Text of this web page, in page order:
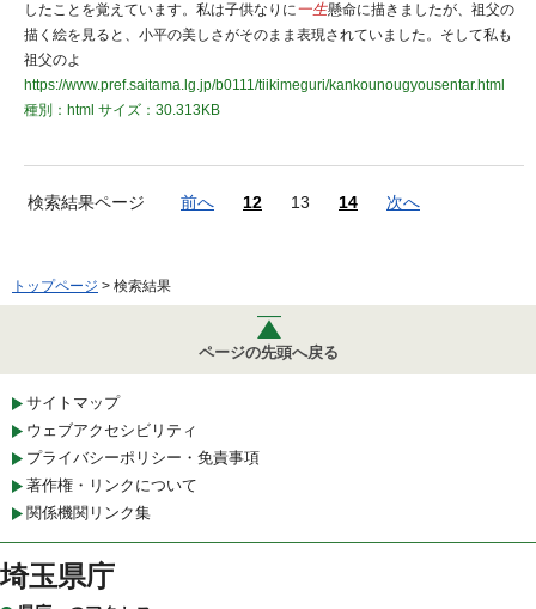
したことを覚えています。私は子供なりに一生懸命に描きましたが、祖父の
描く絵を見ると、小平の美しさがそのまま表現されていました。そして私も
祖父のよ
https://www.pref.saitama.lg.jp/b0111/tiikimeguri/kankounougyousentar.html
種別：html サイズ：30.313KB
検索結果ページ 前へ 12 13 14 次へ
トップページ > 検索結果
ページの先頭へ戻る
サイトマップ
ウェブアクセシビリティ
プライバシーポリシー・免責事項
著作権・リンクについて
関係機関リンク集
埼玉県庁